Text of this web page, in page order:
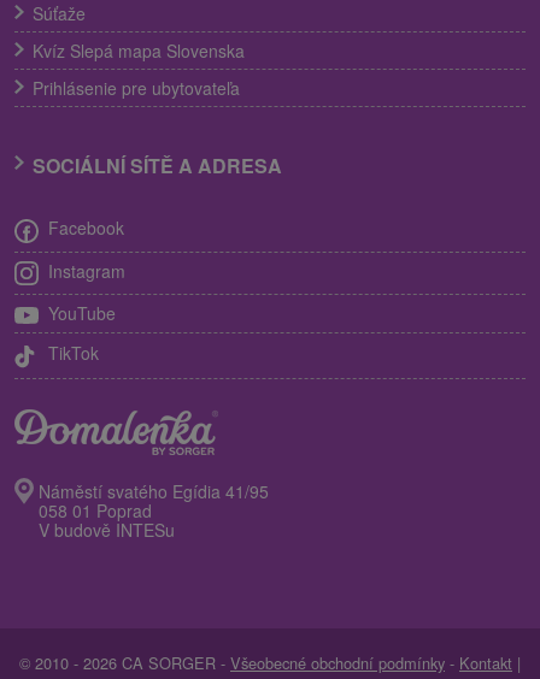
Súťaže
Kvíz Slepá mapa Slovenska
Prihlásenie pre ubytovateľa
SOCIÁLNÍ SÍTĚ A ADRESA
Facebook
Instagram
YouTube
TikTok
Náměstí svatého Egídia 41/95
058 01 Poprad
V budově INTESu
© 2010 - 2026 CA SORGER - Všeobecné obchodní podmínky - Kontakt |